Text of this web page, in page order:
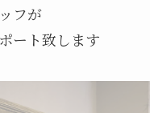
フが
ート致します